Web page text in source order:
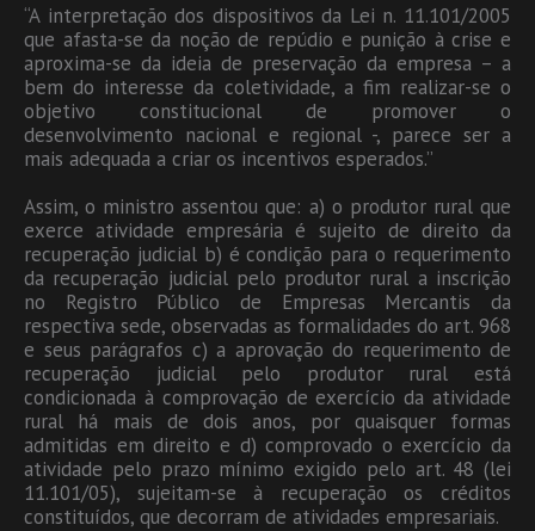
“A interpretação dos dispositivos da Lei n. 11.101/2005
que afasta-se da noção de repúdio e punição à crise e
aproxima-se da ideia de preservação da empresa – a
bem do interesse da coletividade, a fim realizar-se o
objetivo constitucional de promover o
desenvolvimento nacional e regional -, parece ser a
mais adequada a criar os incentivos esperados.”
Assim, o ministro assentou que: a) o produtor rural que
exerce atividade empresária é sujeito de direito da
recuperação judicial b) é condição para o requerimento
da recuperação judicial pelo produtor rural a inscrição
no Registro Público de Empresas Mercantis da
respectiva sede, observadas as formalidades do art. 968
e seus parágrafos c) a aprovação do requerimento de
recuperação judicial pelo produtor rural está
condicionada à comprovação de exercício da atividade
rural há mais de dois anos, por quaisquer formas
admitidas em direito e d) comprovado o exercício da
atividade pelo prazo mínimo exigido pelo art. 48 (lei
11.101/05), sujeitam-se à recuperação os créditos
constituídos, que decorram de atividades empresariais.